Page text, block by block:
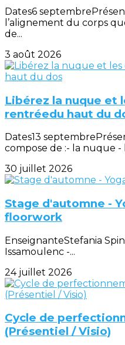
Dates6
l’alignement du corps
de...
3 août 2026
Libérez la nuque et
rentréedu haut du
Dates13
compose de :- la nuque -
30 juillet 2026
Stage d'automne -
floorwork
EnseignanteStefania
Issamoulenc -...
24 juillet 2026
Cycle de
(Présentiel / Visio)